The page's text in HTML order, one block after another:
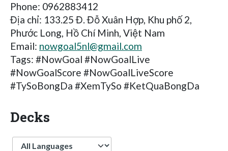
Phone: 0962883412
Địa chỉ: 133.25 Đ. Đỗ Xuân Hợp, Khu phố 2,
Phước Long, Hồ Chí Minh, Việt Nam
Email: nowgoal5nl@gmail.com
Tags: #NowGoal #NowGoalLive
#NowGoalScore #NowGoalLiveScore
#TySoBongDa #XemTySo #KetQuaBongDa
Decks
Language